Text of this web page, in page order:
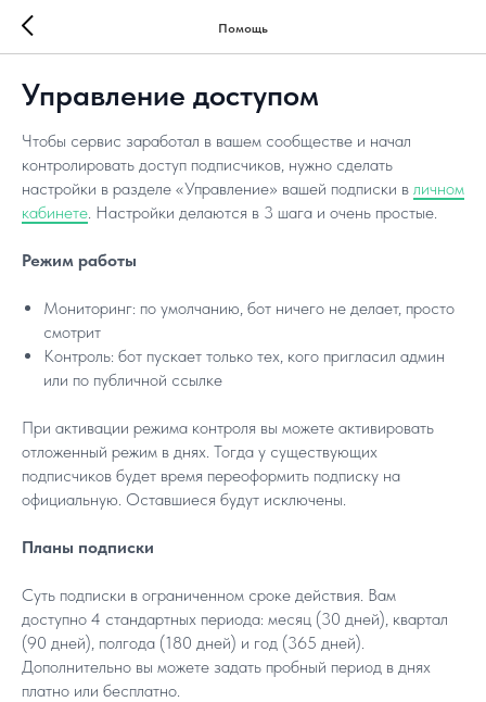
Помощь
Управление доступом
Чтобы сервис заработал в вашем сообществе и начал
контролировать доступ подписчиков, нужно сделать
настройки в разделе «Управление» вашей подписки в личном
кабинете. Настройки делаются в 3 шага и очень простые.
Режим работы
Мониторинг: по умолчанию, бот ничего не делает, просто
смотрит
Контроль: бот пускает только тех, кого пригласил админ
или по публичной ссылке
При активации режима контроля вы можете активировать
отложенный режим в днях. Тогда у существующих
подписчиков будет время переоформить подписку на
официальную. Оставшиеся будут исключены.
Планы подписки
Суть подписки в ограниченном сроке действия. Вам
доступно 4 стандартных периода: месяц (30 дней), квартал
(90 дней), полгода (180 дней) и год (365 дней).
Дополнительно вы можете задать пробный период в днях
платно или бесплатно.